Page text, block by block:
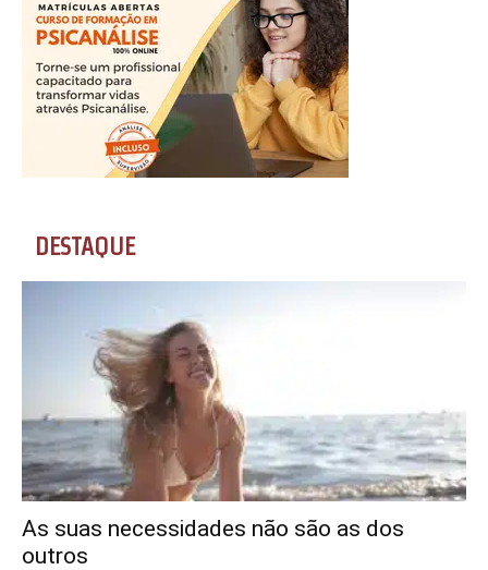
DESTAQUE
As suas necessidades não são as dos
outros